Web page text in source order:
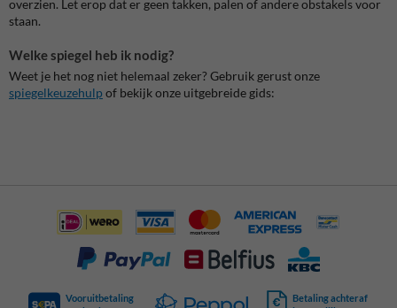
overzien. Let erop dat er geen takken, palen of andere obstakels voor
staan.
Welke spiegel heb ik nodig?
Weet je het nog niet helemaal zeker? Gebruik gerust onze
spiegelkeuzehulpof bekijk onze uitgebreide gids:
Vooruitbetaling
Betaling achteraf